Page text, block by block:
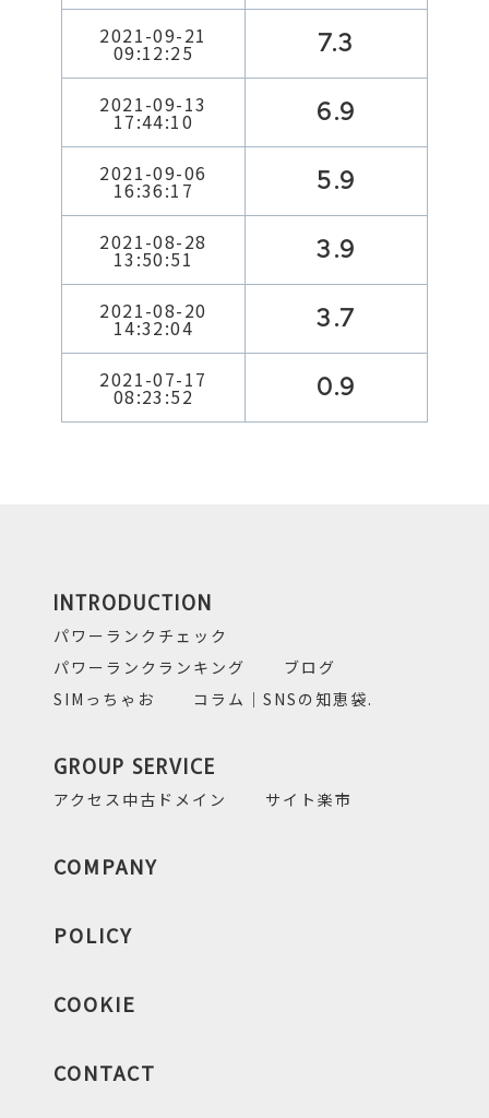
2021-09-21
09:12:25 7.3
2021-09-13
17:44:10 6.9
2021-09-06
16:36:17 5.9
2021-08-28
13:50:51 3.9
2021-08-20
14:32:04 3.7
2021-07-17
08:23:52 0.9
INTRODUCTION
パワーランクチェック
パワーランクランキング
ブログ
SIMっちゃお
コラム｜SNSの知恵袋.
GROUP SERVICE
アクセス中古ドメイン サイト楽市
COMPANY
POLICY
COOKIE
CONTACT